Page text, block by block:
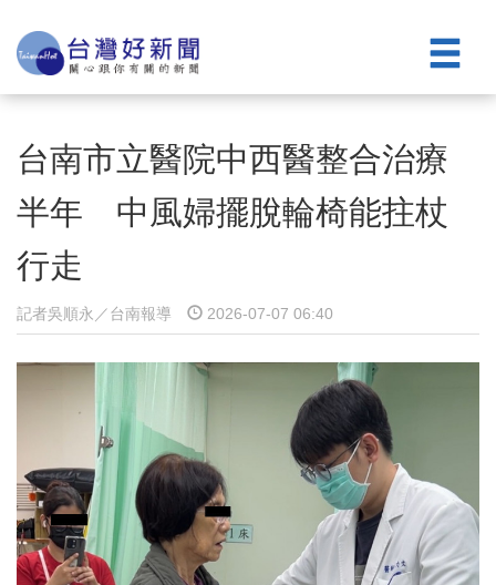
台南市立醫院中西醫整合治療
半年 中風婦擺脫輪椅能拄杖
行走
記者吳順永／台南報導 2026-07-07 06:40